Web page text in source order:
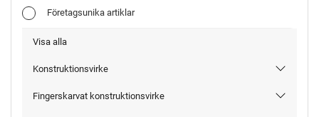
Företagsunika artiklar
Visa alla
Konstruktionsvirke
Fingerskarvat konstruktionsvirke